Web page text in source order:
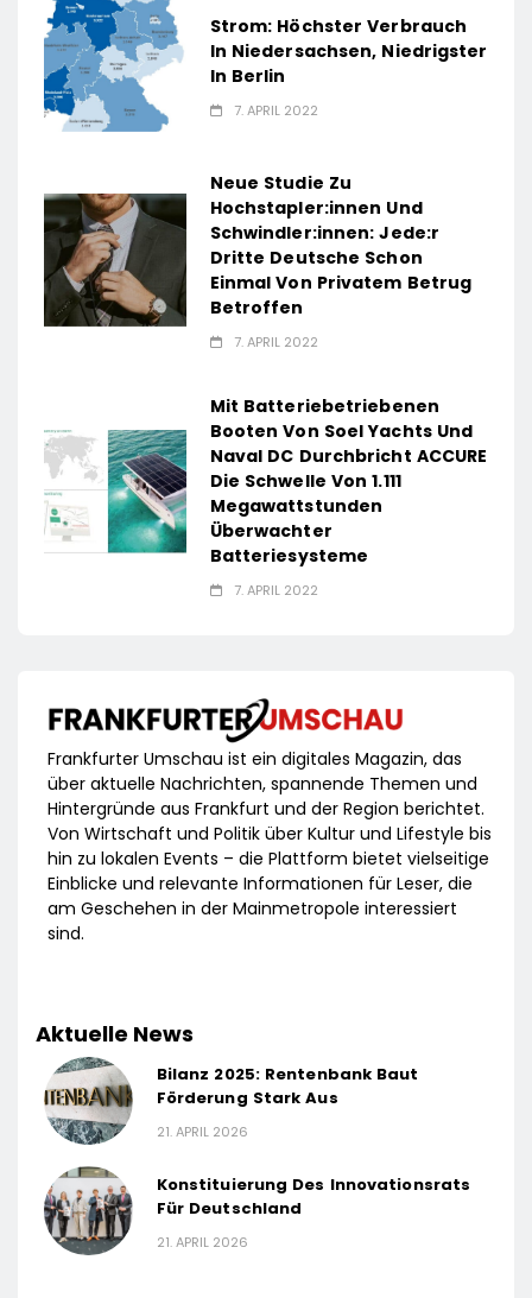
Strom: Höchster Verbrauch
In Niedersachsen, Niedrigster
In Berlin
7. APRIL 2022
Neue Studie Zu
Hochstapler:innen Und
Schwindler:innen: Jede:r
Dritte Deutsche Schon
Einmal Von Privatem Betrug
Betroffen
7. APRIL 2022
Mit Batteriebetriebenen
Booten Von Soel Yachts Und
Naval DC Durchbricht ACCURE
Die Schwelle Von 1.111
Megawattstunden
Überwachter
Batteriesysteme
7. APRIL 2022
Frankfurter Umschau ist ein digitales Magazin, das
über aktuelle Nachrichten, spannende Themen und
Hintergründe aus Frankfurt und der Region berichtet.
Von Wirtschaft und Politik über Kultur und Lifestyle bis
hin zu lokalen Events – die Plattform bietet vielseitige
Einblicke und relevante Informationen für Leser, die
am Geschehen in der Mainmetropole interessiert
sind.
Aktuelle News
Bilanz 2025: Rentenbank Baut
Förderung Stark Aus
21. APRIL 2026
Konstituierung Des Innovationsrats
Für Deutschland
21. APRIL 2026